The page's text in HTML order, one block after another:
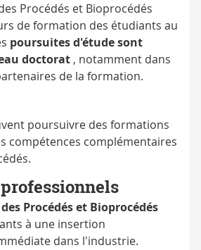
Procédés et Bioprocédés
de formation des étudiants au
poursuites d'étude sont
doctorat , notamment dans
de la formation.
poursuivre des formations
compétences complémentaires
Procédés et Bioprocédés
à une insertion
dans l'industrie.